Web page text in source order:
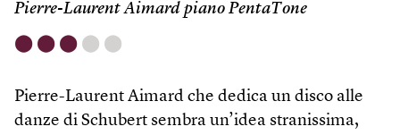
Pierre-Laurent Aimard piano PentaTone
⬤ ⬤ ⬤ ⬤ ⬤
Pierre-Laurent Aimard che dedica un disco alle
danze di Schubert sembra un’idea stranissima,